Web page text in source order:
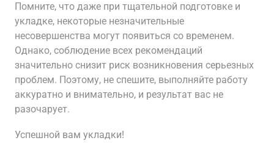
Помните, что даже при тщательной подготовке и
укладке, некоторые незначительные
несовершенства могут появиться со временем.
Однако, соблюдение всех рекомендаций
значительно снизит риск возникновения серьезных
проблем. Поэтому, не спешите, выполняйте работу
аккуратно и внимательно, и результат вас не
разочарует.
Успешной вам укладки!